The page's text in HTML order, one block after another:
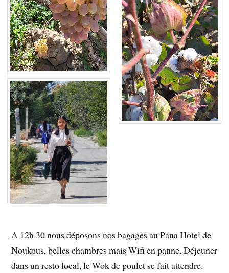
A 12h 30 nous déposons nos bagages au Pana Hôtel de
Noukous, belles chambres mais Wifi en panne. Déjeuner
dans un resto local, le Wok de poulet se fait attendre.